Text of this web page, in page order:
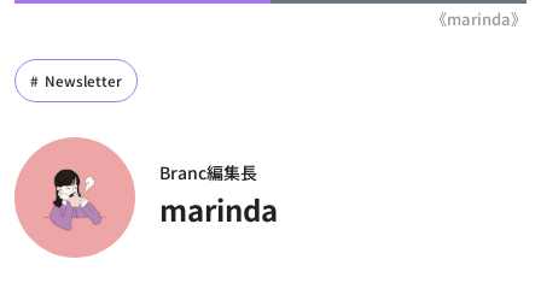
《marinda》
Newsletter
Branc編集長
marinda